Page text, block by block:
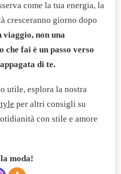
come la tua energia, la
cresceranno giorno dopo
viaggio, non una
che fai è un passo verso
di te.
utile, esplora la nostra
per altri consigli su
con stile e amore
moda!